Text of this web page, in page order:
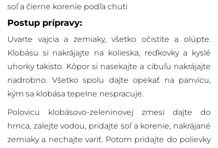
soľ a čierne korenie podľa chuti
Postup prípravy:
Uvarte vajcia a zemiaky, všetko očistite a olúpte.
Klobásu si nakrájajte na kolieska, reďkovky a kyslé
uhorky takisto. Kôpor si nasekajte a cibuľu nakrájajte
nadrobno. Všetko spolu dajte opekať na panvicu,
kým sa klobása tepelne nespracuje.
Polovicu klobásovo-zeleninovej zmesi dajte do
hrnca, zalejte vodou, pridajte soľ a korenie, nakrájané
zemiaky a nechajte variť. Potom pridajte do polievky